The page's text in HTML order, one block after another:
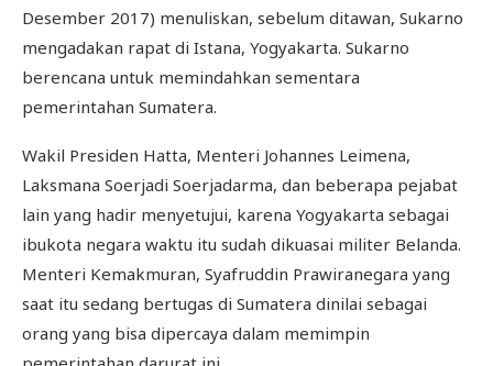
Desember 2017) menuliskan, sebelum ditawan, Sukarno
mengadakan rapat di Istana, Yogyakarta. Sukarno
berencana untuk memindahkan sementara
pemerintahan Sumatera.
Wakil Presiden Hatta, Menteri Johannes Leimena,
Laksmana Soerjadi Soerjadarma, dan beberapa pejabat
lain yang hadir menyetujui, karena Yogyakarta sebagai
ibukota negara waktu itu sudah dikuasai militer Belanda.
Menteri Kemakmuran, Syafruddin Prawiranegara yang
saat itu sedang bertugas di Sumatera dinilai sebagai
orang yang bisa dipercaya dalam memimpin